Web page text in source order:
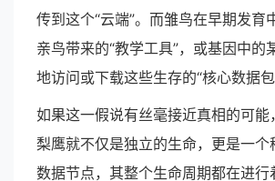
传到这个“云端”。而雏鸟在早期发育
亲鸟带来的“教学工具”，或基因中的
地访问或下载这些生存的“核心数据包
如果这一假说有丝毫接近真相的可能
梨鹰就不仅是独立的生命，更是一个
数据节点，其整个生命周期都在进行